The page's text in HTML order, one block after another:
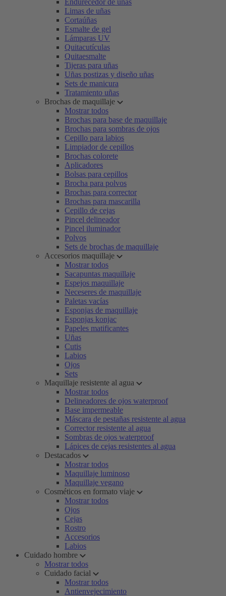
Endurecedor de uñas
Limas de uñas
Cortaúñas
Esmalte de gel
Lámparas UV
Quitacutículas
Quitaesmalte
Tijeras para uñas
Uñas postizas y diseño uñas
Sets de manicura
Tratamiento uñas
Brochas de maquillaje
Mostrar todos
Brochas para base de maquillaje
Brochas para sombras de ojos
Cepillo para labios
Limpiador de cepillos
Brochas colorete
Aplicadores
Bolsas para cepillos
Brocha para polvos
Brochas para corrector
Brochas para mascarilla
Cepillo de cejas
Pincel delineador
Pincel iluminador
Polvos
Sets de brochas de maquillaje
Accesorios maquillaje
Mostrar todos
Sacapuntas maquillaje
Espejos maquillaje
Neceseres de maquillaje
Paletas vacías
Esponjas de maquillaje
Esponjas konjac
Papeles matificantes
Uñas
Cutis
Labios
Ojos
Sets
Maquillaje resistente al agua
Mostrar todos
Delineadores de ojos waterproof
Base impermeable
Máscara de pestañas resistente al agua
Corrector resistente al agua
Sombras de ojos waterproof
Lápices de cejas resistentes al agua
Destacados
Mostrar todos
Maquillaje luminoso
Maquillaje vegano
Cosméticos en formato viaje
Mostrar todos
Ojos
Cejas
Rostro
Accesorios
Labios
Cuidado hombre
Mostrar todos
Cuidado facial
Mostrar todos
Antienvejecimiento